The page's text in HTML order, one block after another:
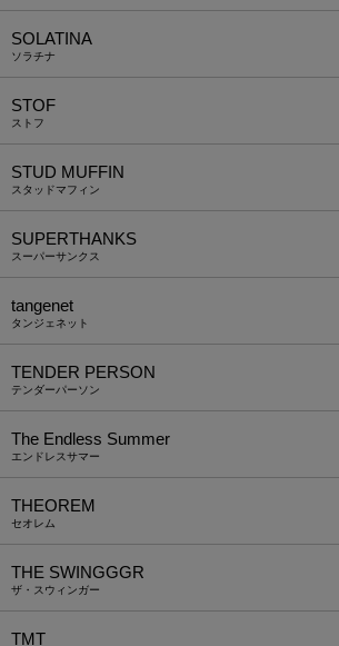
SOLATINA
ソラチナ
STOF
ストフ
STUD MUFFIN
スタッドマフィン
SUPERTHANKS
スーパーサンクス
tangenet
タンジェネット
TENDER PERSON
テンダーパーソン
The Endless Summer
エンドレスサマー
THEOREM
セオレム
THE SWINGGGR
ザ・スウィンガー
TMT